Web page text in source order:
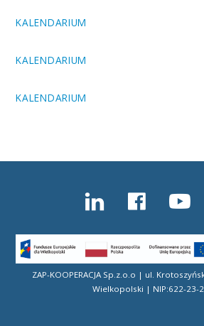
KALENDARIUM
KALENDARIUM
KALENDARIUM
ZAP-KOOPERACJA Sp.z.o.o | ul.
Wielkopolski | NIP:622-23-